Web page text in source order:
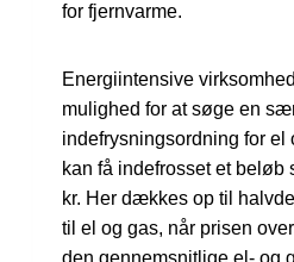
for fjernvarme.
Energiintensive
mulighed for at søge en
indefrysningsordning for el
kan få indefrosset et beløb
kr. Her dækkes op til
til el og gas, når prisen